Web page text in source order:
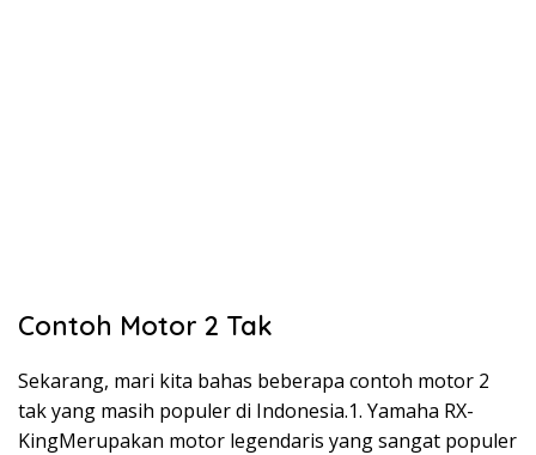
Contoh Motor 2 Tak
Sekarang, mari kita bahas beberapa contoh motor 2
tak yang masih populer di Indonesia.1. Yamaha RX-
KingMerupakan motor legendaris yang sangat populer